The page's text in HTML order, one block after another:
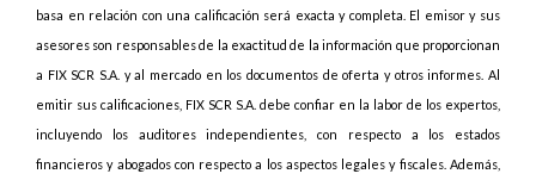
basa en relación con una calificación será exacta y completa. El emisor y sus
asesores son responsables de la exactitud de la información que proporcionan
a FIX SCR S.A. y al mercado en los documentos de oferta y otros informes. Al
emitir sus calificaciones, FIX SCR S.A. debe confiar en la labor de los expertos,
incluyendo los auditores independientes, con respecto a los estados
financieros y abogados con respecto a los aspectos legales y fiscales. Además,